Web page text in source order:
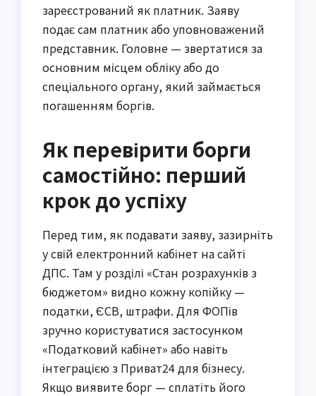
зареєстрований як платник. Заяву
подає сам платник або уповноважений
представник. Головне — звертатися за
основним місцем обліку або до
спеціального органу, який займається
погашенням боргів.
Як перевірити борги
самостійно: перший
крок до успіху
Перед тим, як подавати заяву, зазирніть
у свій електронний кабінет на сайті
ДПС. Там у розділі «Стан розрахунків з
бюджетом» видно кожну копійку —
податки, ЄСВ, штрафи. Для ФОПів
зручно користуватися застосунком
«Податковий кабінет» або навіть
інтеграцією з Приват24 для бізнесу.
Якщо виявите борг — сплатіть його